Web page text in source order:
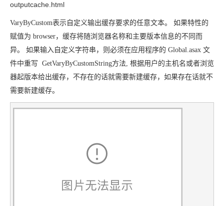
outputcache.html
VaryByCustom表示自定义输出缓存要求的任意文本。 如果特性的
赋值为 browser，缓存将随浏览器名称和主要版本信息的不同而
异。 如果输入自定义字符串，则必须在应用程序的 Global.asax 文
件中重写 GetVaryByCustomString方法, 根据用户的主机名或者浏览
器起版本给出缓存，不存在的话就需要新建缓存，如果存在话就不
需要新建缓存。